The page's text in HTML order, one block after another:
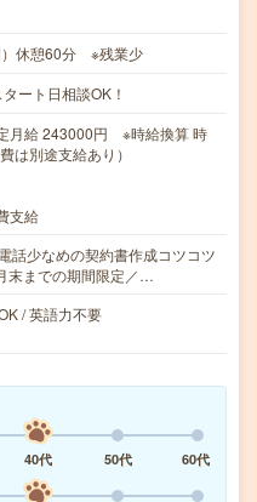
）休憩60分 ※残業少
ート日相談OK！
月給 243000円 ※時給換算 時
は別途支給あり）
支給
話少なめの契約書作成コツコツ
末までの期間限定／…
/ 英語力不要
40代 50代
60代